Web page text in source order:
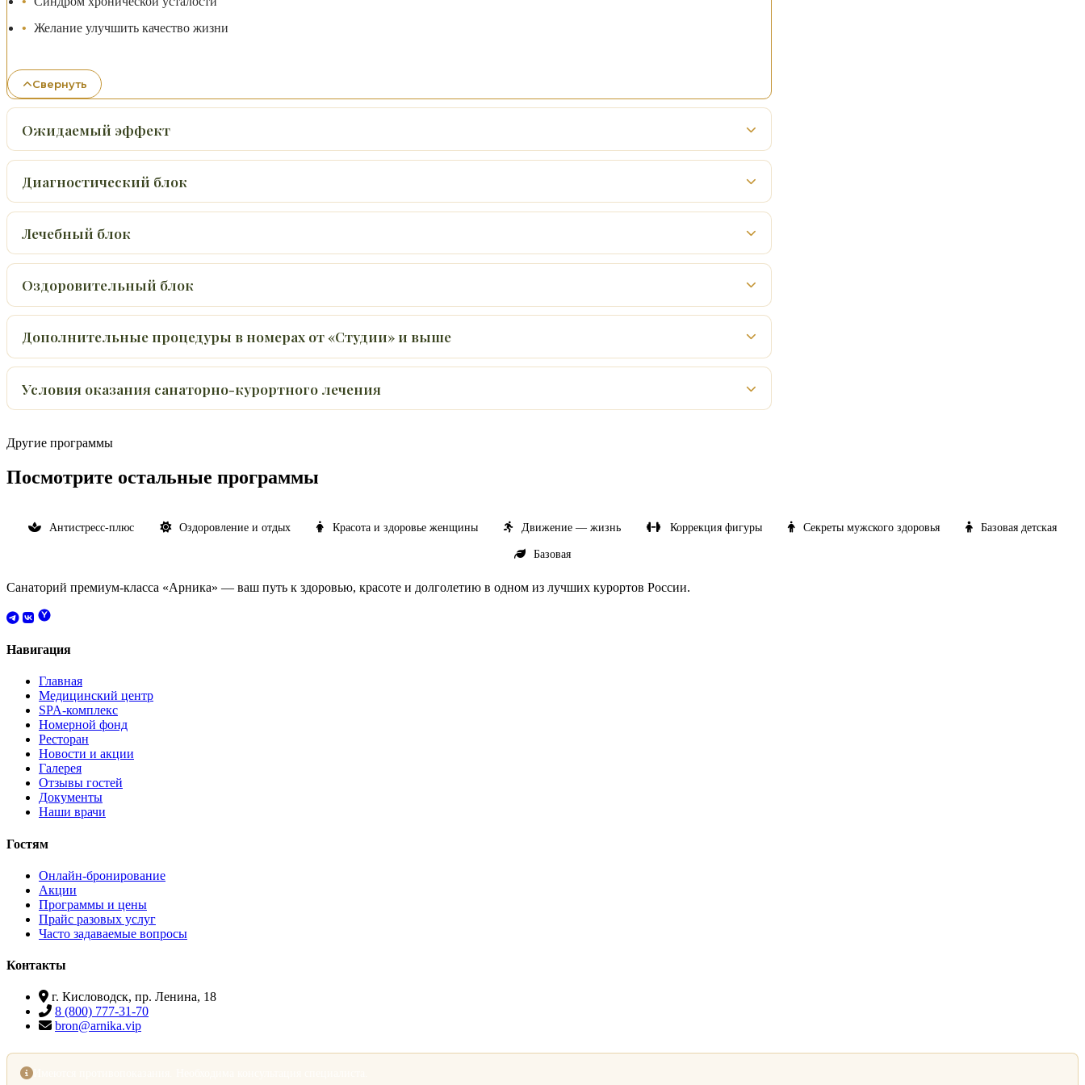
Желание улучшить качество жизни
Свернуть
Ожидаемый эффект
Диагностический блок
Лечебный блок
Оздоровительный блок
Дополнительные процедуры в номерах от «Студии» и выше
Условия оказания санаторно-курортного лечения
Другие программы
Посмотрите остальные программы
Антистресс-плюс Оздоровление и отдых Красота и здоровье женщины Движение — жизнь Коррекция фигуры Секреты мужского здоровья Базовая детская
Базовая
Санаторий премиум-класса «Арника» — ваш путь к здоровью, красоте и долголетию в одном из лучших курортов России.
Навигация
Главная
Медицинский центр
SPA-комплекс
Номерной фонд
Ресторан
Новости и акции
Галерея
Отзывы гостей
Документы
Наши врачи
Гостям
Онлайн-бронирование
Акции
Программы и цены
Прайс разовых услуг
Часто задаваемые вопросы
Контакты
г. Кисловодск, пр. Ленина, 18
8 (800) 777-31-70
bron@arnika.vip